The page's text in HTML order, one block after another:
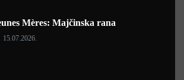
Mères: Majčinska rana
15.07.2026.